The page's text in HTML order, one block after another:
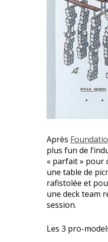
Après
plus fun de
« parfait » pour
une table de
rafistolée et
une deck team
session.
Les 3 pro-